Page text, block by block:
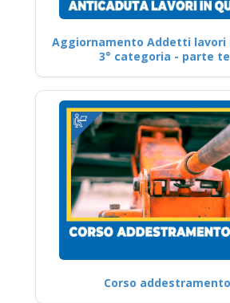
Aggiornamento Addetti lavori
3° categoria - parte
Corso